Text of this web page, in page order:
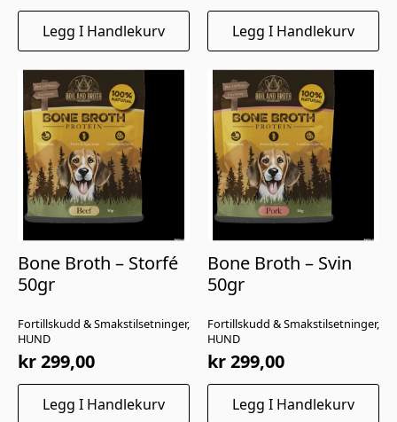
Legg I Handlekurv Legg I Handlekurv
Fortillskudd & Smakstilsetninger,
HUND
Bone Broth – Storfé
50gr
kr299,00
Legg I Handlekurv
Fortillskudd & Smakstilsetninger,
HUND
Bone Broth – Svin
50gr
kr299,00
Legg I Handlekurv